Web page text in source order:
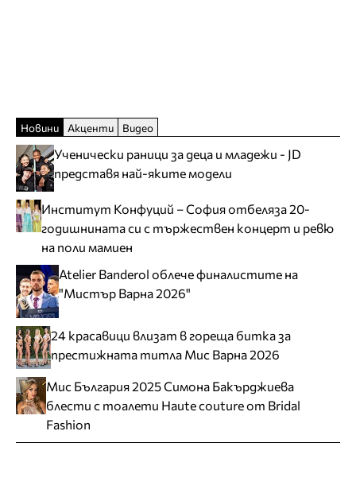
Новини Акценти Видео
Ученически раници за деца и младежи - JD
представя най-яките модели
Институт Конфуций – София отбеляза 20-
годишнината си с тържествен концерт и ревю
на поли мамиен
Atelier Banderol облече финалистите на
"Мистър Варна 2026"
24 красавици влизат в гореща битка за
престижната титла Мис Варна 2026
Мис България 2025 Симона Бакърджиева
блести с тоалети Haute couture от Bridal
Fashion